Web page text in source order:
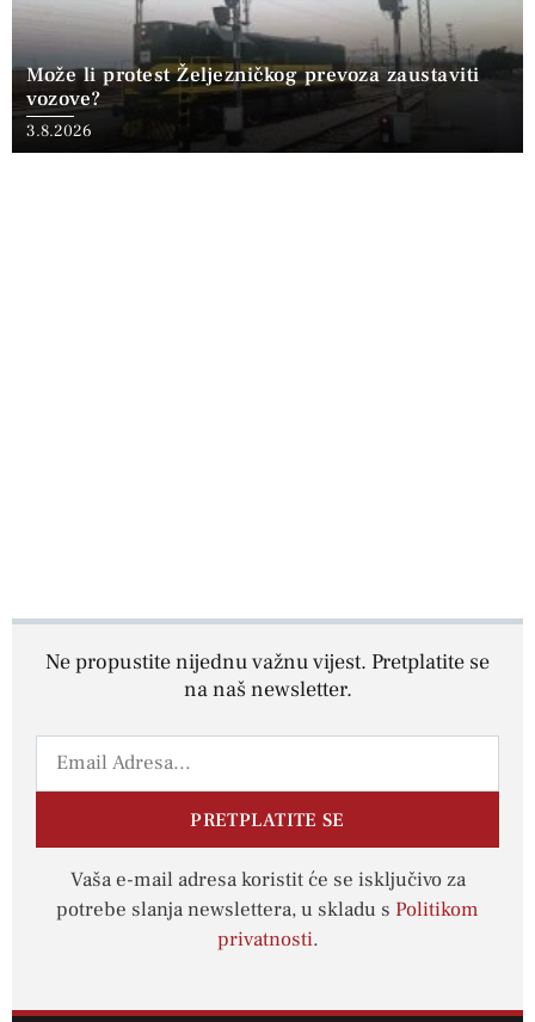
Može li protest Željezničkog prevoza zaustaviti
vozove?
3.8.2026
Ne propustite nijednu važnu vijest. Pretplatite se
na naš newsletter.
PRETPLATITE SE
Vaša e-mail adresa koristit će se isključivo za
potrebe slanja newslettera, u skladu s Politikom
privatnosti.